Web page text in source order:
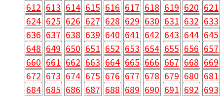
612 613 614 615 616 617 618 619 620 621
624 625 626 627 628 629 630 631 632 633
636 637 638 639 640 641 642 643 644 645
648 649 650 651 652 653 654 655 656 657
660 661 662 663 664 665 666 667 668 669
672 673 674 675 676 677 678 679 680 681
684 685 686 687 688 689 690 691 692 693